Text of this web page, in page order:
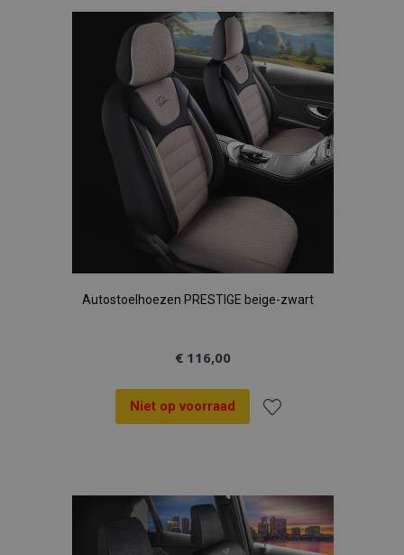
aan
verlanglijst
Autostoelhoezen PRESTIGE beige-zwart
€ 116,00
Niet op voorraad
aan
verlanglijst